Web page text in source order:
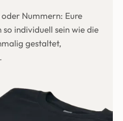
Nummern: Eure
individuell sein wie die
gestaltet,